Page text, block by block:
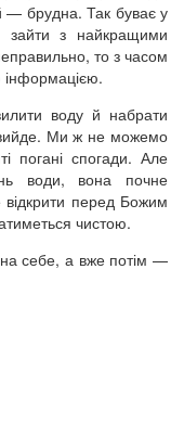
— брудна. Так буває у
зайти з найкращими
то з часом
інформацією.
воду й набрати
Ми ж не можемо
погані спогади. Але
води, вона почне
відкрити перед Божим
чистою.
себе, а вже потім —